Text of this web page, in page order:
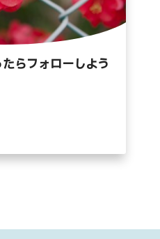
らフォローしよう